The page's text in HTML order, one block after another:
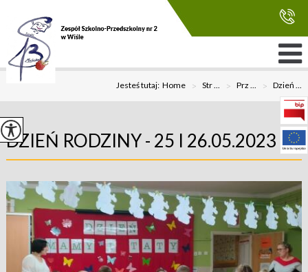
Jesteś tutaj:Home > Str ... > Prz ... > Dzień ...
DZIEŃ RODZINY - 25 I 26.05.2023 R.